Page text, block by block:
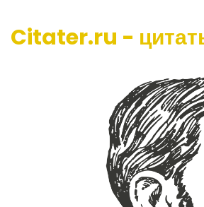
Citater.ru -